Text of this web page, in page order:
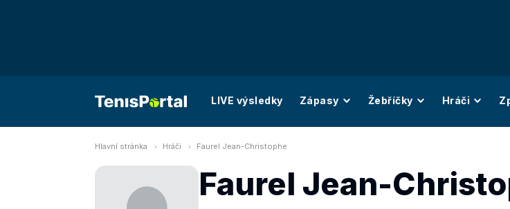
LIVE výsledky Zápasy Žebříčky Hráči
Hlavní stránka Hráči Faurel Jean-Christophe
Faurel Jean-